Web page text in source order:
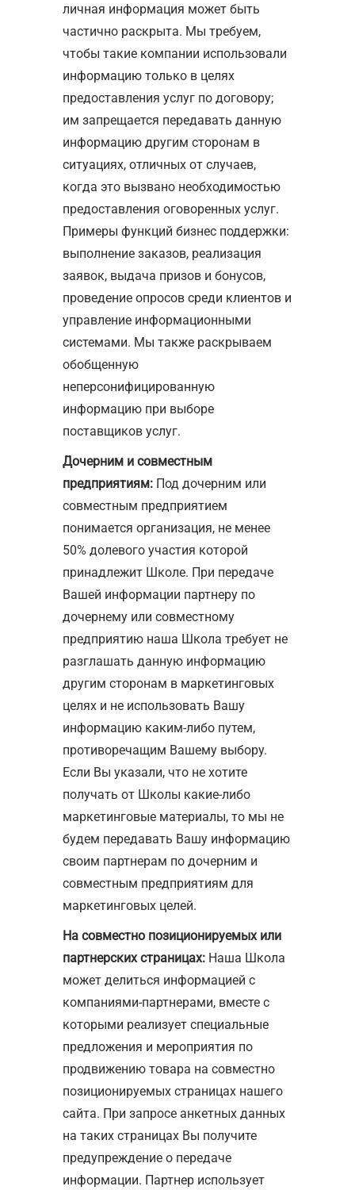
личная информация может быть
частично раскрыта. Мы требуем,
чтобы такие компании использовали
информацию только в целях
предоставления услуг по договору;
им запрещается передавать данную
информацию другим сторонам в
ситуациях, отличных от случаев,
когда это вызвано необходимостью
предоставления оговоренных услуг.
Примеры функций бизнес поддержки:
выполнение заказов, реализация
заявок, выдача призов и бонусов,
проведение опросов среди клиентов и
управление информационными
системами. Мы также раскрываем
обобщенную
неперсонифицированную
информацию при выборе
поставщиков услуг.
Дочерним и совместным
предприятиям: Под дочерним или
совместным предприятием
понимается организация, не менее
50% долевого участия которой
принадлежит Школе. При передаче
Вашей информации партнеру по
дочернему или совместному
предприятию наша Школа требует не
разглашать данную информацию
другим сторонам в маркетинговых
целях и не использовать Вашу
информацию каким-либо путем,
противоречащим Вашему выбору.
Если Вы указали, что не хотите
получать от Школы какие-либо
маркетинговые материалы, то мы не
будем передавать Вашу информацию
своим партнерам по дочерним и
совместным предприятиям для
маркетинговых целей.
На совместно позиционируемых или
партнерских страницах: Наша Школа
может делиться информацией с
компаниями-партнерами, вместе с
которыми реализует специальные
предложения и мероприятия по
продвижению товара на совместно
позиционируемых страницах нашего
сайта. При запросе анкетных данных
на таких страницах Вы получите
предупреждение о передаче
информации. Партнер использует